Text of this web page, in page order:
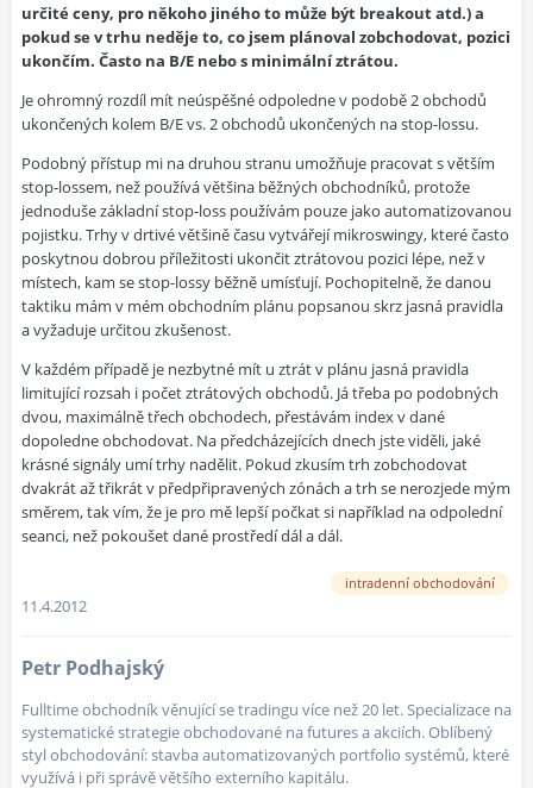
určité ceny, pro někoho jiného to může být breakout atd.) a
pokud se v trhu neděje to, co jsem plánoval zobchodovat, pozici
ukončím. Často na B/E nebo s minimální ztrátou.
Je ohromný rozdíl mít neúspěšné odpoledne v podobě 2 obchodů
ukončených kolem B/E vs. 2 obchodů ukončených na stop-lossu.
Podobný přístup mi na druhou stranu umožňuje pracovat s větším
stop-lossem, než používá většina běžných obchodníků, protože
jednoduše základní stop-loss používám pouze jako automatizovanou
pojistku. Trhy v drtivé většině času vytvářejí mikroswingy, které často
poskytnou dobrou příležitosti ukončit ztrátovou pozici lépe, než v
místech, kam se stop-lossy běžně umísťují. Pochopitelně, že danou
taktiku mám v mém obchodním plánu popsanou skrz jasná pravidla
a vyžaduje určitou zkušenost.
V každém případě je nezbytné mít u ztrát v plánu jasná pravidla
limitující rozsah i počet ztrátových obchodů. Já třeba po podobných
dvou, maximálně třech obchodech, přestávám index v dané
dopoledne obchodovat. Na předcházejících dnech jste viděli, jaké
krásné signály umí trhy nadělit. Pokud zkusím trh zobchodovat
dvakrát až třikrát v předpřipravených zónách a trh se nerozjede mým
směrem, tak vím, že je pro mě lepší počkat si například na odpolední
seanci, než pokoušet dané prostředí dál a dál.
intradenní obchodování
11.4.2012
Petr Podhajský
Fulltime obchodník věnující se tradingu více než 20 let. Specializace na
systematické strategie obchodované na futures a akciích. Oblíbený
styl obchodování: stavba automatizovaných portfolio systémů, které
využívá i při správě většího externího kapitálu.